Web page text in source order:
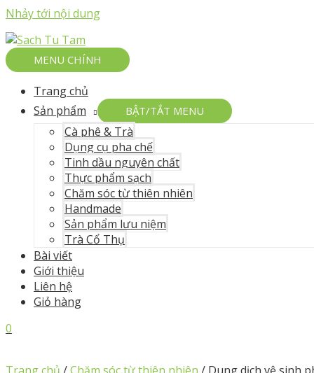
Nhảy tới nội dung
MENU CHÍNH
Trang chủ
Sản phẩm
BẬT/TẮT MENU
Cà phê & Trà
Dụng cụ pha chế
Tinh dầu nguyên chất
Thực phẩm sạch
Chăm sóc từ thiên nhiên
Handmade
Sản phẩm lưu niệm
Trà Cổ Thụ
Bài viết
Giới thiệu
Liên hệ
Giỏ hàng
0